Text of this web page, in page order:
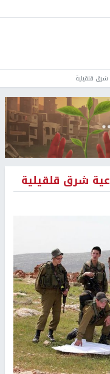
قلقيلية
شرق قلقيلية